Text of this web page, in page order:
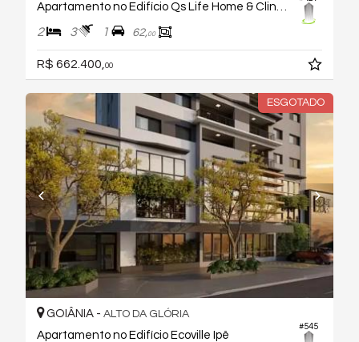
Apartamento no Edifício Qs Life Home & Clinical
2 3 1 62,00
R$ 662.400,00
ESGOTADO
#545
GOIÂNIA - ALTO DA GLÓRIA
Apartamento no Edifício Ecoville Ipê